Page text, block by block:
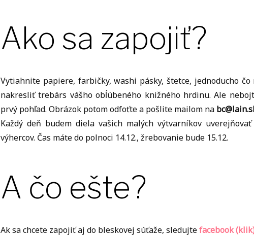
Ako sa zapojiť?
Vytiahnite papiere, farbičky, washi pásky, štetce, jednoducho
nakresliť trebárs vášho obĺúbeného knižného hrdinu. Ale
prvý pohľad. Obrázok potom odfoťte a pošlite mailom na
Každý deň budem diela vašich malých výtvarníkov
výhercov. Čas máte do polnoci 14.12., žrebovanie bude 15.12.
A čo ešte?
Ak sa chcete zapojiť aj do bleskovej súťaže, sledujtefacebook